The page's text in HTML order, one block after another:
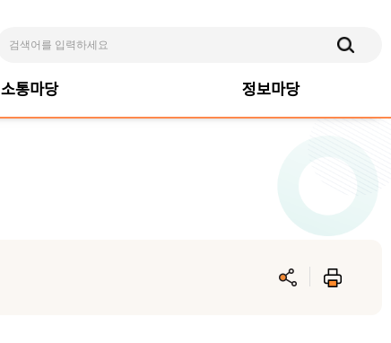
소통마당 정보마당